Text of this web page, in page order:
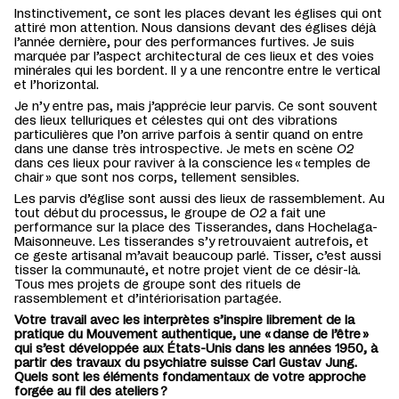
nstinctivement, ce sont les places devant les églises qui ont
attiré mon attention. Nous dansions devant des églises déjà
’année dernière, pour des performances furtives. Je suis
marquée par l’aspect architectural de ces lieux et des voies
minérales qui les bordent. Il y a une rencontre entre le vertical
et l’horizontal.
Je n’y entre pas, mais j’apprécie leur parvis. Ce sont souvent
des lieux telluriques et célestes qui ont des vibrations
particulières que l’on arrive parfois à sentir quand on entre
dans une danse très introspective. Je mets en scène O2
dans ces lieux pour raviver à la conscience les « temples de
chair » que sont nos corps, tellement sensibles.
Les parvis d’église sont aussi des lieux de rassemblement. Au
tout début du processus, le groupe de O2 a fait une
performance sur la p lace des Tisserandes, dans Hochelaga-
Maisonneuve. Les tisserandes s’y retrouvaient autrefois, et
ce geste artisanal m’avait beaucoup parlé. Tisser, c’est aussi
tisser la communauté, et notre projet vient de ce désir-là.
Tous mes projets de groupe sont des rituel s de
rassemblement et d’intériorisation partagée.
Votre travail avec les interprètes s’inspire librement de la
pratique du Mouvement authentique, une « danse de l’être »
qui s’est développée aux États-Unis dans les années 1950, à
partir des travaux du psychiatre suisse Carl Gustav Jung.
Quels sont les éléments fondamentaux de votre approche
forgée au fil des ateliers ?